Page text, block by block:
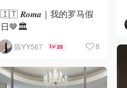
🇮🇹 𝑹𝒐𝒎𝒂｜我的罗马假
日🤎🏛️
陈YY567 23 8